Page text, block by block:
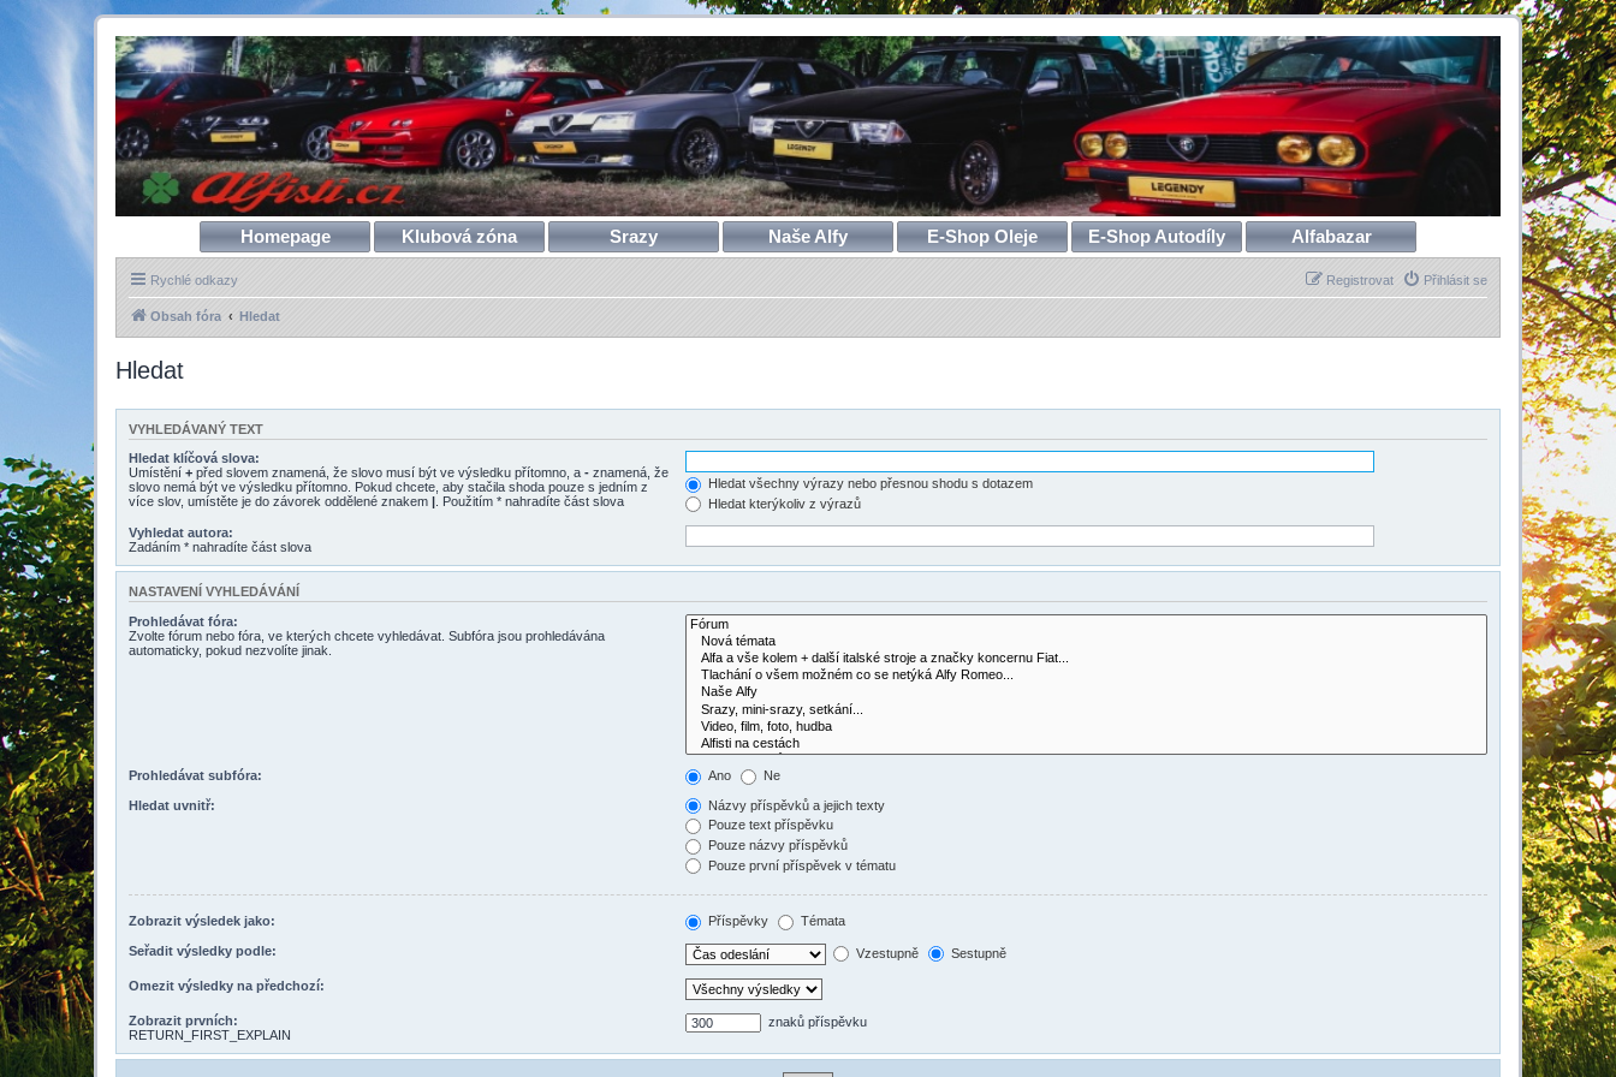
Homepage Klubová zóna Srazy Naše Alfy E-Shop Oleje E-Shop Autodíly Alfabazar
Rychlé odkazy Přihlásit se
Registrovat
Obsah fóra Hledat
Hledat
VYHLEDÁVANÝ TEXT
Hledat klíčová slova:
Umístění + před slovem znamená, že slovo musí být ve výsledku přítomno, a - znamená, že
slovo nemá být ve výsledku přítomno. Pokud chcete, aby stačila shoda pouze s jedním z
více slov, umístěte je do závorek oddělené znakem | . Použitím * nahradíte část slova
Hledat všechny výrazy nebo přesnou shodu s dotazem
Hledat kterýkoliv z výrazů
Vyhledat autora:
Zadáním * nahradíte část slova
NASTAVENÍ VYHLEDÁVÁNÍ
Prohledávat fóra:
Zvolte fórum nebo fóra, ve kterých chcete vyhledávat. Subfóra jsou prohledávána
automaticky, pokud nezvolíte jinak.
Prohledávat subfóra: Ano Ne
Hledat uvnitř:
Názvy příspěvků a jejich texty
Pouze text příspěvku
Pouze názvy příspěvků
Pouze první příspěvek v tématu
Zobrazit výsledek jako: Příspěvky Témata
Seřadit výsledky podle: Vzestupně Sestupně
Omezit výsledky na předchozí:
Zobrazit prvních:
RETURN_FIRST_EXPLAIN
znaků příspěvku